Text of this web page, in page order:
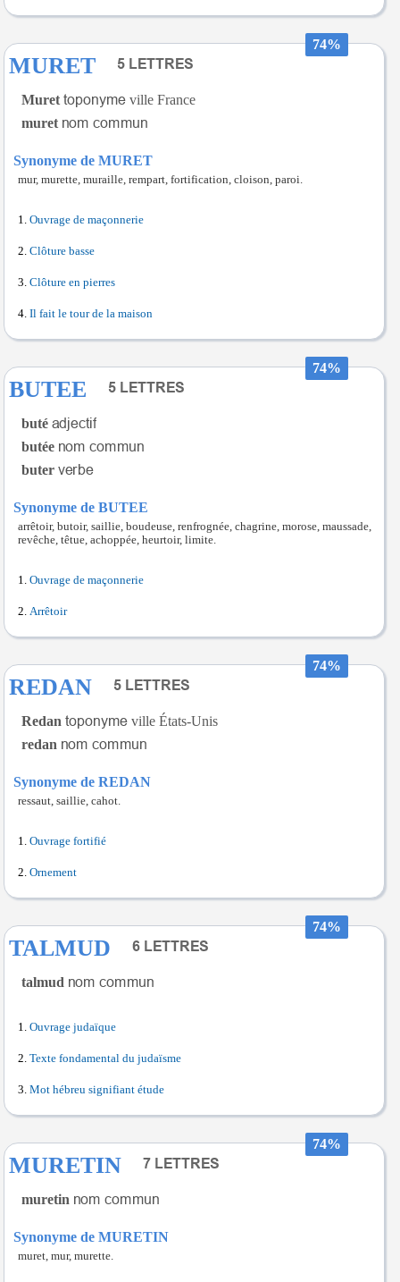
74%
MURET
Muret
ville France
muret
Synonyme de MURET
mur, murette, muraille, rempart, fortification, cloison, paroi.
Ouvrage de maçonnerie
Clôture basse
Clôture en pierres
Il fait le tour de la maison
74%
BUTEE
buté
butée
buter
Synonyme de BUTEE
arrêtoir, butoir, saillie, boudeuse, renfrognée, chagrine, morose, maussade,
revêche, têtue, achoppée, heurtoir, limite.
Ouvrage de maçonnerie
Arrêtoir
74%
REDAN
Redan
ville États-Unis
redan
Synonyme de REDAN
ressaut, saillie, cahot.
Ouvrage fortifié
Ornement
74%
TALMUD
talmud
Ouvrage judaïque
Texte fondamental du judaïsme
Mot hébreu signifiant étude
74%
MURETIN
muretin
Synonyme de MURETIN
muret, mur, murette.